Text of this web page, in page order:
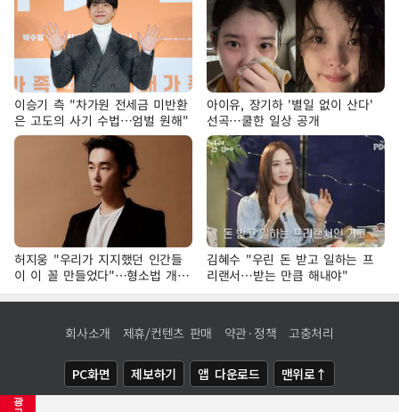
광
이승기 측 "차가원 전세금 미반환
은 고도의 사기 수법…엄벌 원해"
아이유, 장기하 '별일 없이 산다'
선곡…쿨한 일상 공개
허지웅 "우리가 지지했던 인간들
이 이 꼴 만들었다"…형소법 개정
에 격한 반응
김혜수 "우린 돈 받고 일하는 프
리랜서…받는 만큼 해내야"
회사소개 제휴/컨텐츠 판매 약관·정책 고충처리
PC화면 제보하기 앱 다운로드 맨위로↑